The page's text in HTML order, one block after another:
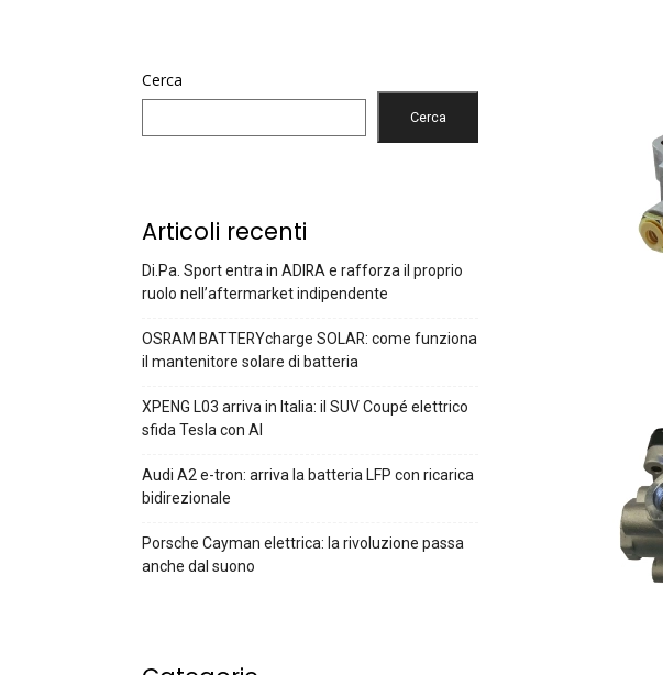
Cerca
Cerca
Articoli recenti
Di.Pa. Sport entra in ADIRA e rafforza il proprio
ruolo nell’aftermarket indipendente
OSRAM BATTERYcharge SOLAR: come funziona
il mantenitore solare di batteria
XPENG L03 arriva in Italia: il SUV Coupé elettrico
sfida Tesla con AI
Audi A2 e-tron: arriva la batteria LFP con ricarica
bidirezionale
Porsche Cayman elettrica: la rivoluzione passa
anche dal suono